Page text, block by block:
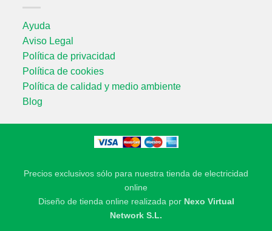
Ayuda
Aviso Legal
Política de privacidad
Política de cookies
Política de calidad y medio ambiente
Blog
Precios exclusivos sólo para nuestra tienda de electricidad
online
Diseño de tienda online realizada por Nexo Virtual
Network S.L.